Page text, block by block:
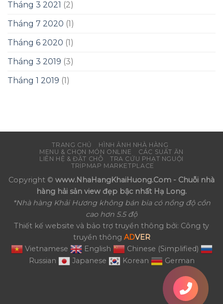
Tháng 3 2021 (2)
Tháng 7 2020 (1)
Tháng 6 2020 (1)
Tháng 3 2019 (3)
Tháng 1 2019 (1)
TRANG CHỦ
HÌNH ẢNH NHÀ HÀNG
MENU & CHỌN MÓN ONLINE
CÁC SUẤT ĂN
LIÊN HỆ & ĐẶT CHỖ
TRA CỨU PHẠT NGUỘI
TRIPMAP MARKETPLACE
Copyright © www.NhaHangKhaiHuong.Com - Chuỗi nhà
hàng hải sản view đẹp bậc nhất Hạ Long.
*Nhà hàng Khải Hương không bán bia có nồng độ cồn
cao hơn 5.5 độ
Thiết kế website và bảo trợ truyền thông bởi: Công ty
truyền thông ADVER
Vietnamese
English
Chinese (Simplified)
Russian
Japanese Korean German